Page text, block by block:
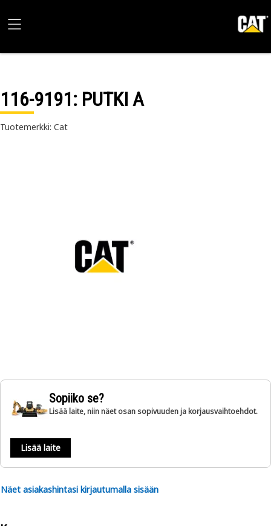
116-9191: PUTKI A
Tuotemerkki: Cat
Sopiiko se?
Lisää laite, niin näet osan sopivuuden ja korjausvaihtoehdot.
Lisää laite
Näet asiakashintasi kirjautumalla sisään